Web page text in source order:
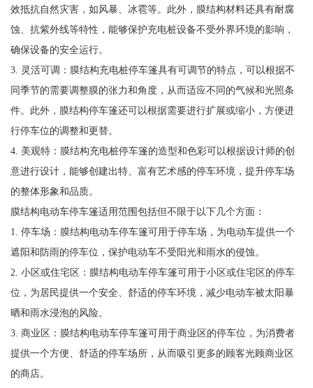
效抵抗自然灾害，如风暴、冰雹等。此外，膜结构材料还具有耐腐
蚀、抗紫外线等特性，能够保护充电桩设备不受外界环境的影响，
确保设备的安全运行。
3. 灵活可调：膜结构充电桩停车篷具有可调节的特点，可以根据不
同季节的需要调整膜的张力和角度，从而适应不同的气候和光照条
件。此外，膜结构停车篷还可以根据需要进行扩展或缩小，方便进
行停车位的调整和更替。
4. 美观特：膜结构充电桩停车篷的造型和色彩可以根据设计师的创
意进行设计，能够创建出特、富有艺术感的停车环境，提升停车场
的整体形象和品质。
膜结构电动车停车篷适用范围包括但不限于以下几个方面：
1. 停车场：膜结构电动车停车篷可用于停车场，为电动车提供一个
遮阳和防雨的停车位，保护电动车不受阳光和雨水的侵蚀。
2. 小区或住宅区：膜结构电动车停车篷可用于小区或住宅区的停车
位，为居民提供一个安全、舒适的停车环境，减少电动车被太阳暴
晒和雨水浸泡的风险。
3. 商业区：膜结构电动车停车篷可用于商业区的停车位，为消费者
提供一个方便、舒适的停车场所，从而吸引更多的顾客光顾商业区
的商店。